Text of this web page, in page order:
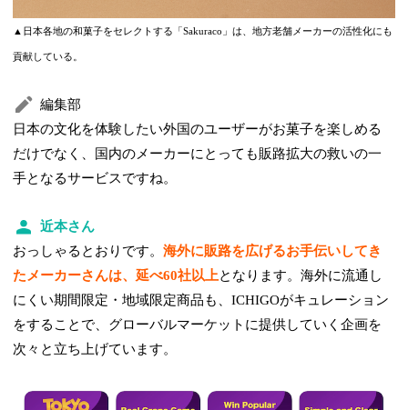
▲日本各地の和菓子をセレクトする「Sakuraco」は、地方老舗メーカーの活性化にも
貢献している。
編集部
日本の文化を体験したい外国のユーザーがお菓子を楽しめる
だけでなく、国内のメーカーにとっても販路拡大の救いの一
手となるサービスですね。
近本さん
おっしゃるとおりです。海外に販路を広げるお手伝いしてき
たメーカーさんは、延べ60社以上となります。海外に流通し
にくい期間限定・地域限定商品も、ICHIGOがキュレーション
をすることで、グローバルマーケットに提供していく企画を
次々と立ち上げています。